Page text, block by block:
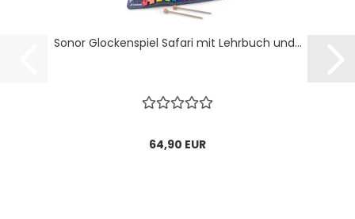
Sonor Glockenspiel Safari mit Lehrbuch und...
64,90 EUR